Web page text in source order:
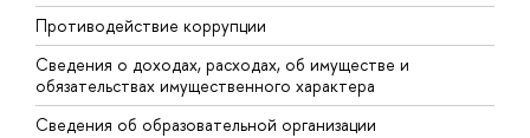
Противодействие коррупции
Сведения о доходах, расходах, об имуществе и
обязательствах имущественного характера
Сведения об образовательной организации